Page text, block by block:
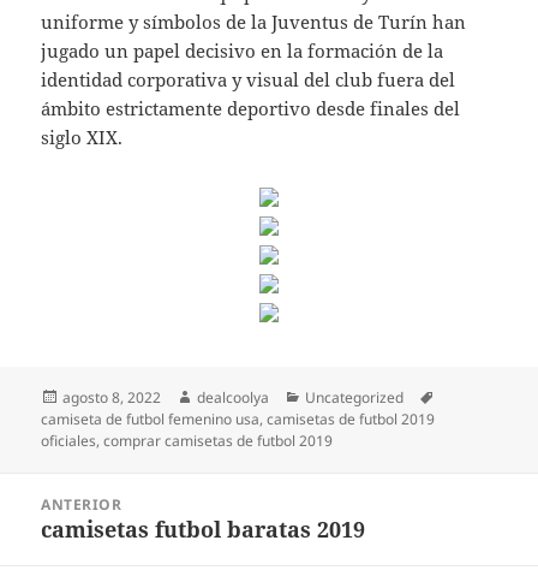
uniforme y símbolos de la Juventus de Turín han
jugado un papel decisivo en la formación de la
identidad corporativa y visual del club fuera del
ámbito estrictamente deportivo desde finales del
siglo XIX.
Publicado
el
agosto 8, 2022 Autor
dealcoolya Categorías
Uncategorized
camiseta de futbol femenino usa,camisetas de futbol 2019
oficiales,comprar camisetas de futbol 2019
entradas
ANTERIOR
Entrada
camisetas futbol baratas 2019